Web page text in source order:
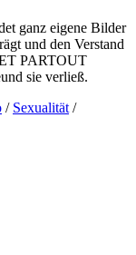
ganz eigene Bilder
und den Verstand
PARTOUT
sie verließ.
/ Sexualität /